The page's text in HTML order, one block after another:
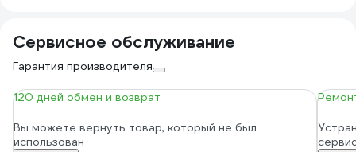
Сервисное обслуживание
Гарантия производителя
120 дней обмен и возврат
Вы можете вернуть товар, который не был
использован